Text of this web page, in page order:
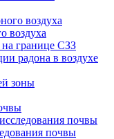
воздуха
воздуха
на границе СЗЗ
радона в воздухе
зоны
почвы
почвы